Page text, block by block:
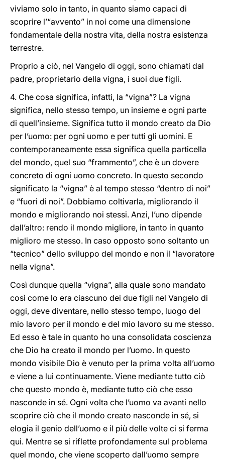
viviamo solo in tanto, in quanto siamo capaci di
scoprire l’“avvento” in noi come una dimensione
fondamentale della nostra vita, della nostra esistenza
terrestre.
Proprio a ciò, nel Vangelo di oggi, sono chiamati dal
padre, proprietario della vigna, i suoi due figli.
4. Che cosa significa, infatti, la “vigna”? La vigna
significa, nello stesso tempo, un insieme e ogni parte
di quell’insieme. Significa tutto il mondo creato da Dio
per l’uomo: per ogni uomo e per tutti gli uomini. E
contemporaneamente essa significa quella particella
del mondo, quel suo “frammento”, che è un dovere
concreto di ogni uomo concreto. In questo secondo
significato la “vigna” è al tempo stesso “dentro di noi”
e “fuori di noi”. Dobbiamo coltivarla, migliorando il
mondo e migliorando noi stessi. Anzi, l’uno dipende
dall’altro: rendo il mondo migliore, in tanto in quanto
miglioro me stesso. In caso opposto sono soltanto un
“tecnico” dello sviluppo del mondo e non il “lavoratore
nella vigna”.
Così dunque quella “vigna”, alla quale sono mandato
così come lo era ciascuno dei due figli nel Vangelo di
oggi, deve diventare, nello stesso tempo, luogo del
mio lavoro per il mondo e del mio lavoro su me stesso.
Ed esso è tale in quanto ho una consolidata coscienza
che Dio ha creato il mondo per l’uomo. In questo
mondo visibile Dio è venuto per la prima volta all’uomo
e viene a lui continuamente. Viene mediante tutto ciò
che questo mondo è, mediante tutto ciò che esso
nasconde in sé. Ogni volta che l’uomo va avanti nello
scoprire ciò che il mondo creato nasconde in sé, si
elogia il genio dell’uomo e il più delle volte ci si ferma
qui. Mentre se si riflette profondamente sul problema
quel mondo, che viene scoperto dall’uomo sempre